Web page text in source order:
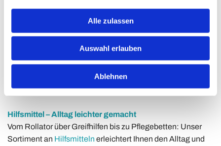
Alle zulassen
Auswahl erlauben
Ablehnen
Kompressionsbekleidung – Für bessere Durchblutung
Ob bei Venenbeschwerden, nach Operationen oder zur
Leistungssteigerung im Sport:Kompressionsstrümpfe
-bekleidung unterstützen die Durchblutung und beugen
Schwellungen vor. Unsere geschulten Mitarbeiter messen
präzise und finden das Modell, das optimal zu Ihnen passt.
Hilfsmittel – Alltag leichter gemacht
Vom Rollator über Greifhilfen bis zu Pflegebetten: Unser
Sortiment an Hilfsmitteln erleichtert Ihnen den Alltag und